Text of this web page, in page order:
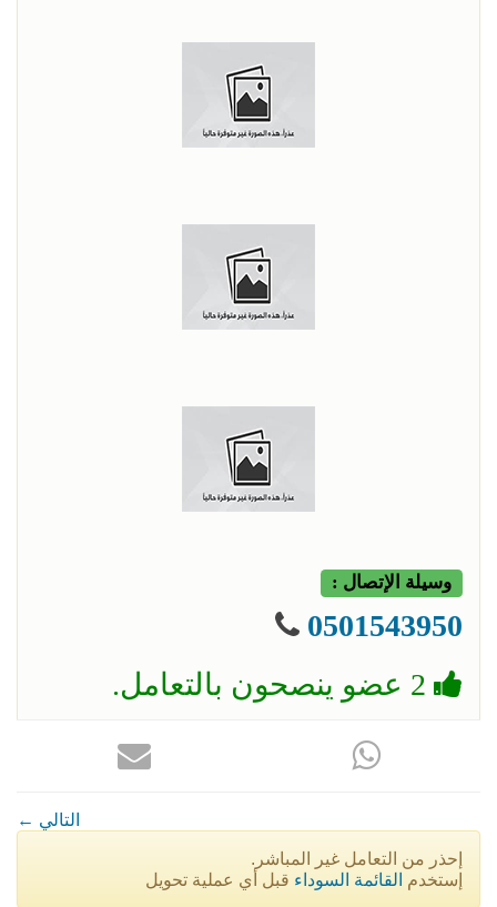
وسيلة الإتصال :
0501543950
← التالي
إحذر من التعامل غير المباشر.
إستخدم القائمة السوداء قبل أي عملية تحويل